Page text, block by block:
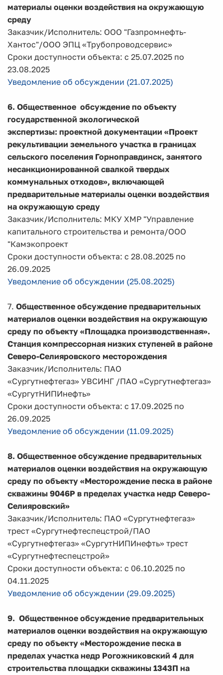
материалы оценки воздействия на окружающую
среду
Заказчик/Исполнитель: ООО "Газпромнефть-
Хантос"/ООО ЭПЦ «Трубопроводсервис»
Сроки доступности объекта: с 25.07.2025 по
23.08.2025
Уведомление об обсуждении (21.07.2025)
6. Общественное обсуждение по объекту
государственной экологической
экспертизы: проектной документации «Проект
рекультивации земельного участка в границах
сельского поселения Горноправдинск, занятого
несанкционированной свалкой твердых
коммунальных отходов», включающей
предварительные материалы оценки воздействия
на окружающую среду
Заказчик/Исполнитель: МКУ ХМР "Управление
капитального строительства и ремонта/ООО
"Камэкопроект
Сроки доступности объекта: с 28.08.2025 по
26.09.2025
Уведомление об обсуждении (25.08.2025)
7. Общественное обсуждение предварительных
материалов оценки воздействия на окружающую
среду по объекту «Площадка производственная».
Станция компрессорная низких ступеней в районе
Северо-Селияровского месторождения
Заказчик/Исполнитель: ПАО
«Сургутнефтегаз» УВСИНГ /ПАО «Сургутнефтегаз»
«СургутНИПИнефть»
Сроки доступности объекта: с 17.09.2025 по
26.09.2025
Уведомление об обсуждении (11.09.2025)
8. Общественное обсуждение предварительных
материалов оценки воздействия на окружающую
среду по объекту «Месторождение песка в районе
скважины 9046Р в пределах участка недр Северо-
Селияровский»
Заказчик/Исполнитель: ПАО «Сургутнефтегаз»
трест «Сургутнефтеспецстрой/ПАО
«Сургутнефтегаз» «СургутНИПИнефть» трест
«Сургутнефтеспецстрой»
Сроки доступности объекта: с 06.10.2025 по
04.11.2025
Уведомление об обсуждении (29.09.2025)
9. Общественное обсуждение предварительных
материалов оценки воздействия на окружающую
среду по объекту «Месторождение песка в
пределах участка недр Рогожниковский 4 для
строительства площадки скважины 1343П на